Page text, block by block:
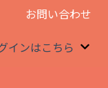
お問い合わせ
インはこちら